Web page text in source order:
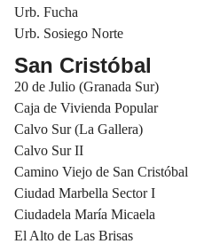
Urb. Fucha
Urb. Sosiego Norte
San Cristóbal
20 de Julio (Granada Sur)
Caja de Vivienda Popular
Calvo Sur (La Gallera)
Calvo Sur II
Camino Viejo de San Cristóbal
Ciudad Marbella Sector I
Ciudadela María Micaela
El Alto de Las Brisas